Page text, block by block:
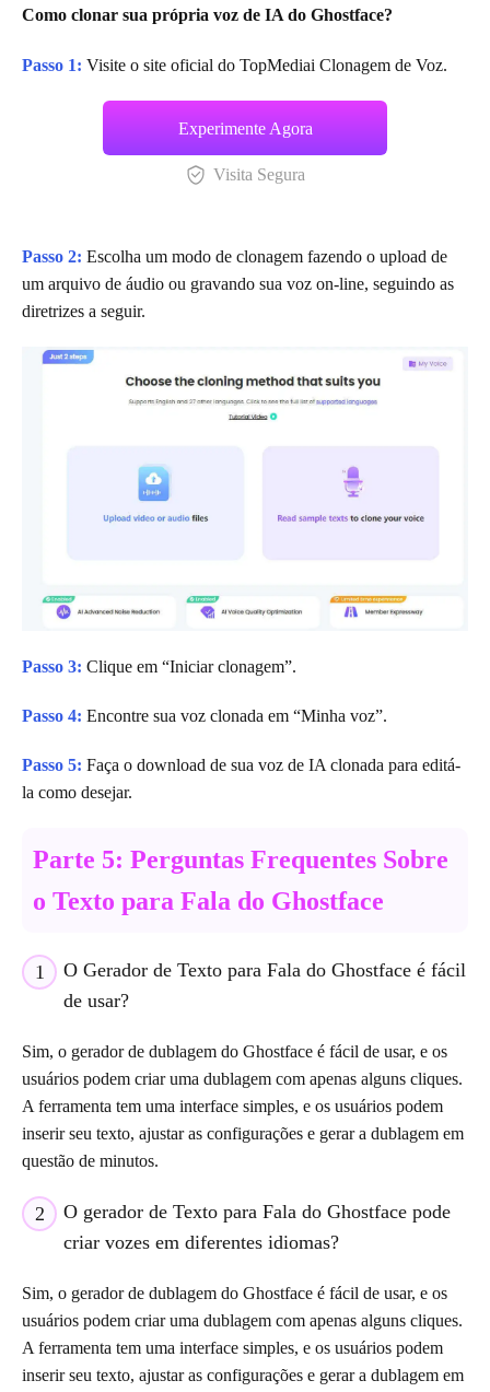
Como clonar sua própria voz de IA do Ghostface?
Passo 1: Visite o site oficial do TopMediai Clonagem de Voz.
Experimente Agora
Visita Segura
Passo 2: Escolha um modo de clonagem fazendo o upload de
um arquivo de áudio ou gravando sua voz on-line, seguindo as
diretrizes a seguir.
Passo 3: Clique em “Iniciar clonagem”.
Passo 4: Encontre sua voz clonada em “Minha voz”.
Passo 5: Faça o download de sua voz de IA clonada para editá-
la como desejar.
Parte 5: Perguntas Frequentes Sobre
o Texto para Fala do Ghostface
1
O Gerador de Texto para Fala do Ghostface é fácil
de usar?
Sim, o gerador de dublagem do Ghostface é fácil de usar, e os
usuários podem criar uma dublagem com apenas alguns cliques.
A ferramenta tem uma interface simples, e os usuários podem
inserir seu texto, ajustar as configurações e gerar a dublagem em
questão de minutos.
2
O gerador de Texto para Fala do Ghostface pode
criar vozes em diferentes idiomas?
Sim, o gerador de dublagem do Ghostface é fácil de usar, e os
usuários podem criar uma dublagem com apenas alguns cliques.
A ferramenta tem uma interface simples, e os usuários podem
inserir seu texto, ajustar as configurações e gerar a dublagem em